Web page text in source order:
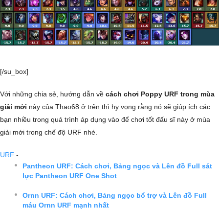
[/su_box]
Với những chia sẻ, hướng dẫn về cách chơi Poppy URF trong mùa
giải mới này của Thao68 ở trên thì hy vọng rằng nó sẽ giúp ích các
bạn nhiều trong quá trình áp dụng vào để chơi tốt đấu sĩ này ở mùa
giải mới trong chế độ URF nhé.
URF -
Pantheon URF: Cách chơi, Bảng ngọc và Lên đồ Full sát
lực Pantheon URF One Shot
Ornn URF: Cách chơi, Bảng ngọc bổ trợ và Lên đồ Full
máu Ornn URF mạnh nhất